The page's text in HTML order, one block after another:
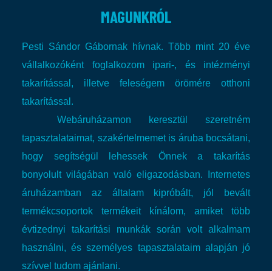
MAGUNKRÓL
Pesti Sándor Gábornak hívnak. Több mint 20 éve
vállalkozóként foglalkozom ipari-, és intézményi
takarítással, illetve feleségem örömére otthoni
takarítással.
Webáruházamon keresztül szeretném
tapasztalataimat, szakértelmemet is áruba bocsátani,
hogy segítségül lehessek Önnek a takarítás
bonyolult világában való eligazodásban.
Internetes
áruházamban az általam kipróbált, jól bevált
termékcsoportok termékeit kínálom, amiket több
évtizednyi takarítási munkák során volt alkalmam
használni, és személyes tapasztalataim alapján jó
szívvel tudom ajánlani.